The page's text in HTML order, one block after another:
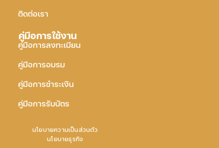
ติดต่อเรา
คู่มือการใช้งาน
คู่มือการลงทะเบียน
คู่มือการอบรม
คู่มือการชำระเงิน
คู่มือการรับบัตร
นโยบายความเป็นส่วนตัว
นโยบายธุรกิจ